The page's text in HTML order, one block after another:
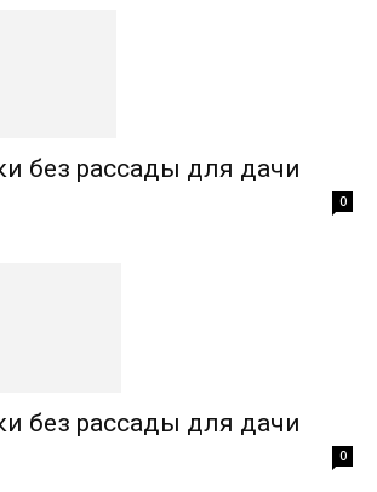
без рассады для дачи
0
без рассады для дачи
0